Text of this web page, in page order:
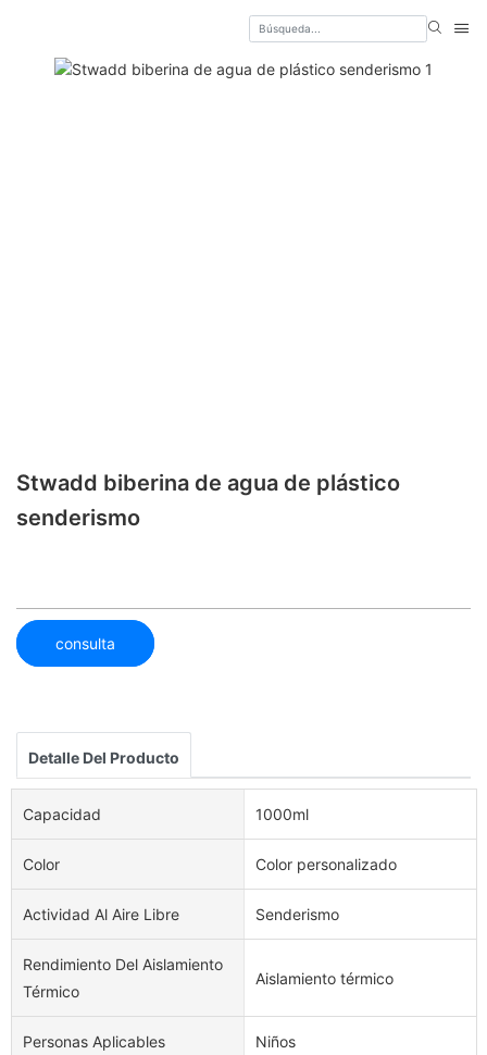
Stwadd biberina de agua de plástico
senderismo
consulta
Detalle Del Producto
Capacidad 1000ml
Color Color personalizado
Actividad Al Aire Libre Senderismo
Rendimiento Del Aislamiento
Térmico
Aislamiento térmico
Personas Aplicables Niños